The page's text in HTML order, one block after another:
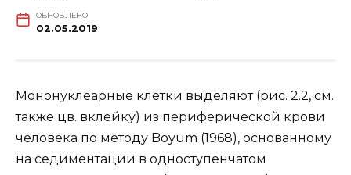
ОБНОВЛЕНО
02.05.2019
Мононуклеарные клетки выделяют (рис. 2.2, см.
также цв. вклейку) из периферической крови
человека по методу Boyum (1968), основанному
на седиментации в одноступенчатом